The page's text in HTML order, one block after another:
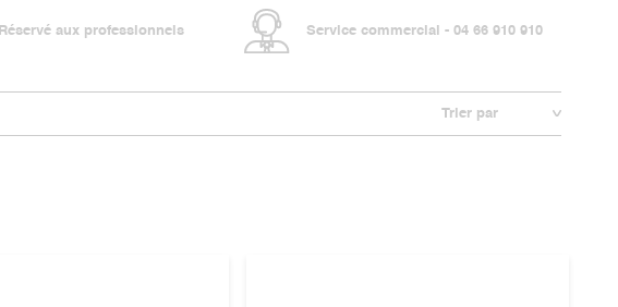
Réservé aux professionnels Service commercial - 04 66 910 910
Trier par